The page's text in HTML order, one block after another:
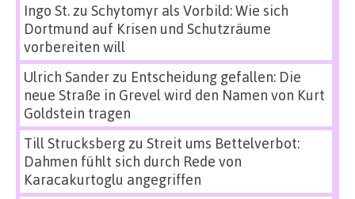
Ingo St.zu Schytomyr als Vorbild: Wie sich
Dortmund auf Krisen und Schutzräume
vorbereiten will
Ulrich Sanderzu Entscheidung gefallen: Die
neue Straße in Grevel wird den Namen von Kurt
Goldstein tragen
Till Strucksbergzu Streit ums Bettelverbot:
Dahmen fühlt sich durch Rede von
Karacakurtoglu angegriffen